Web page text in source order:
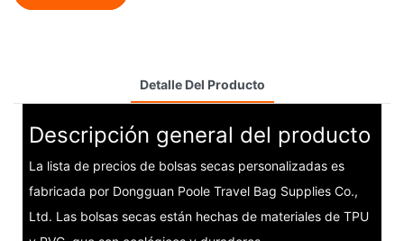
Detalle Del Producto
Descripción general del producto
La lista de precios de bolsas secas personalizadas es
fabricada por Dongguan Poole Travel Bag Supplies Co.,
Ltd. Las bolsas secas están hechas de materiales de TPU